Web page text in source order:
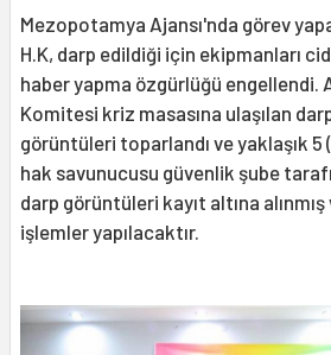
Mezopotamya Ajansı'nda görev
H.K, darp edildiği için ekipmanları
haber yapma özgürlüğü engellendi.
Komitesi kriz masasına ulaşılan
görüntüleri toparlandı ve yaklaşık 5
hak savunucusu güvenlik şube
darp görüntüleri kayıt altına
işlemler yapılacaktır.